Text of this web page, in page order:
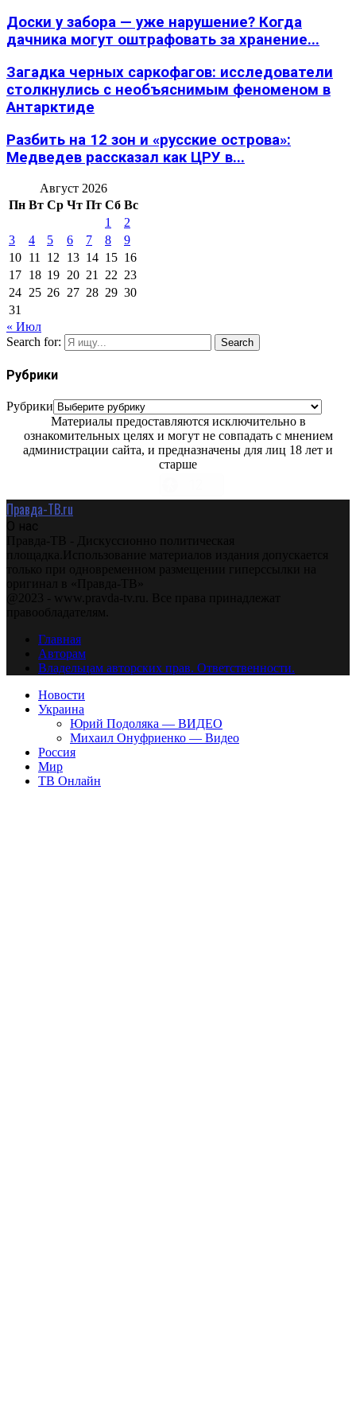
Доски у забора — уже нарушение? Когда
дачника могут оштрафовать за хранение...
Загадка черных саркофагов: исследователи
столкнулись с необъяснимым феноменом в
Антарктиде
Разбить на 12 зон и «русские острова»:
Медведев рассказал как ЦРУ в...
Август 2026
Пн Вт Ср Чт Пт Сб Вс
1
2
3
4 5 6 7 8
9
10 11 12 13 14 15 16
17 18 19 20 21 22 23
24 25 26 27 28 29 30
31
« Июл
Search for:
Search
Рубрики
Рубрики
Материалы предоставляются исключительно в
ознакомительных целях и могут не совпадать с мнением
администрации сайта, и предназначены для лиц 18 лет и
старше
Правда-ТВ.ru
О нас
Правда-ТВ - Дискуссионно политическая
площадка.Использование материалов издания допускается
только при одновременном размещении гиперссылки на
оригинал в «Правда-ТВ»
@2023 - www.pravda-tv.ru. Все права принадлежат
правообладателям.
Главная
Авторам
Владельцам авторских прав. Ответственности.
Новости
Украина
Юрий Подоляка — ВИДЕО
Михаил Онуфриенко — Видео
Россия
Мир
ТВ Онлайн